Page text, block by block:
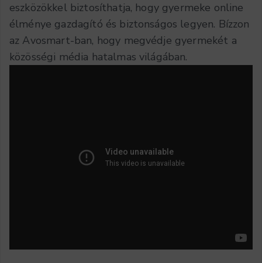
eszközökkel biztosíthatja, hogy gyermeke online
élménye gazdagító és biztonságos legyen. Bízzon
az Avosmart-ban, hogy megvédje gyermekét a
közösségi média hatalmas világában.